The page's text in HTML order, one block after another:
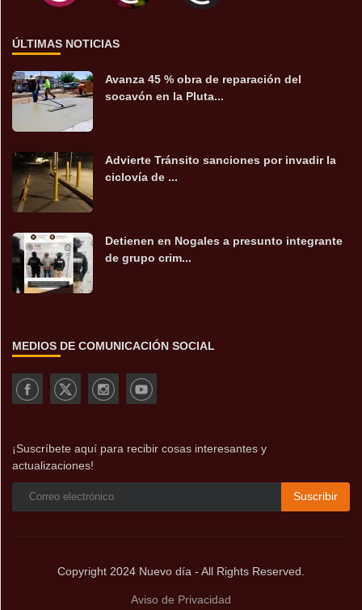
ÚLTIMAS NOTICIAS
Avanza 45 % obra de reparación del
socavón en la Pluta...
Advierte Tránsito sanciones por invadir la
ciclovía de ...
Detienen en Nogales a presunto integrante
de grupo crim...
MEDIOS DE COMUNICACIÓN SOCIAL
¡Suscríbete aquí para recibir cosas interesantes y
actualizaciones!
Suscribir
Copyright 2024 Nuevo día - All Rights Reserved.
Aviso de Privacidad